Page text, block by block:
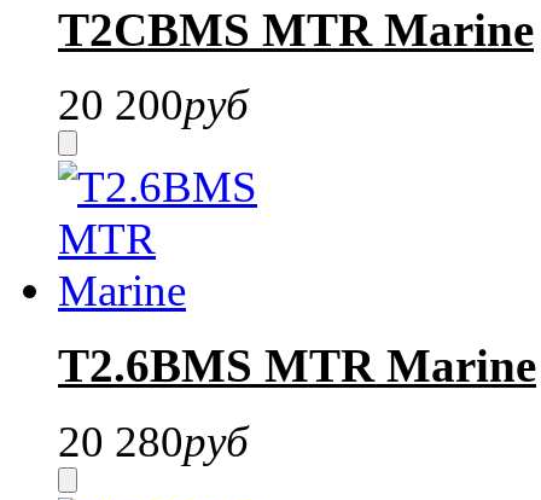
T2CBMS MTR Marine
20 200руб
T2.6BMS MTR Marine
20 280руб